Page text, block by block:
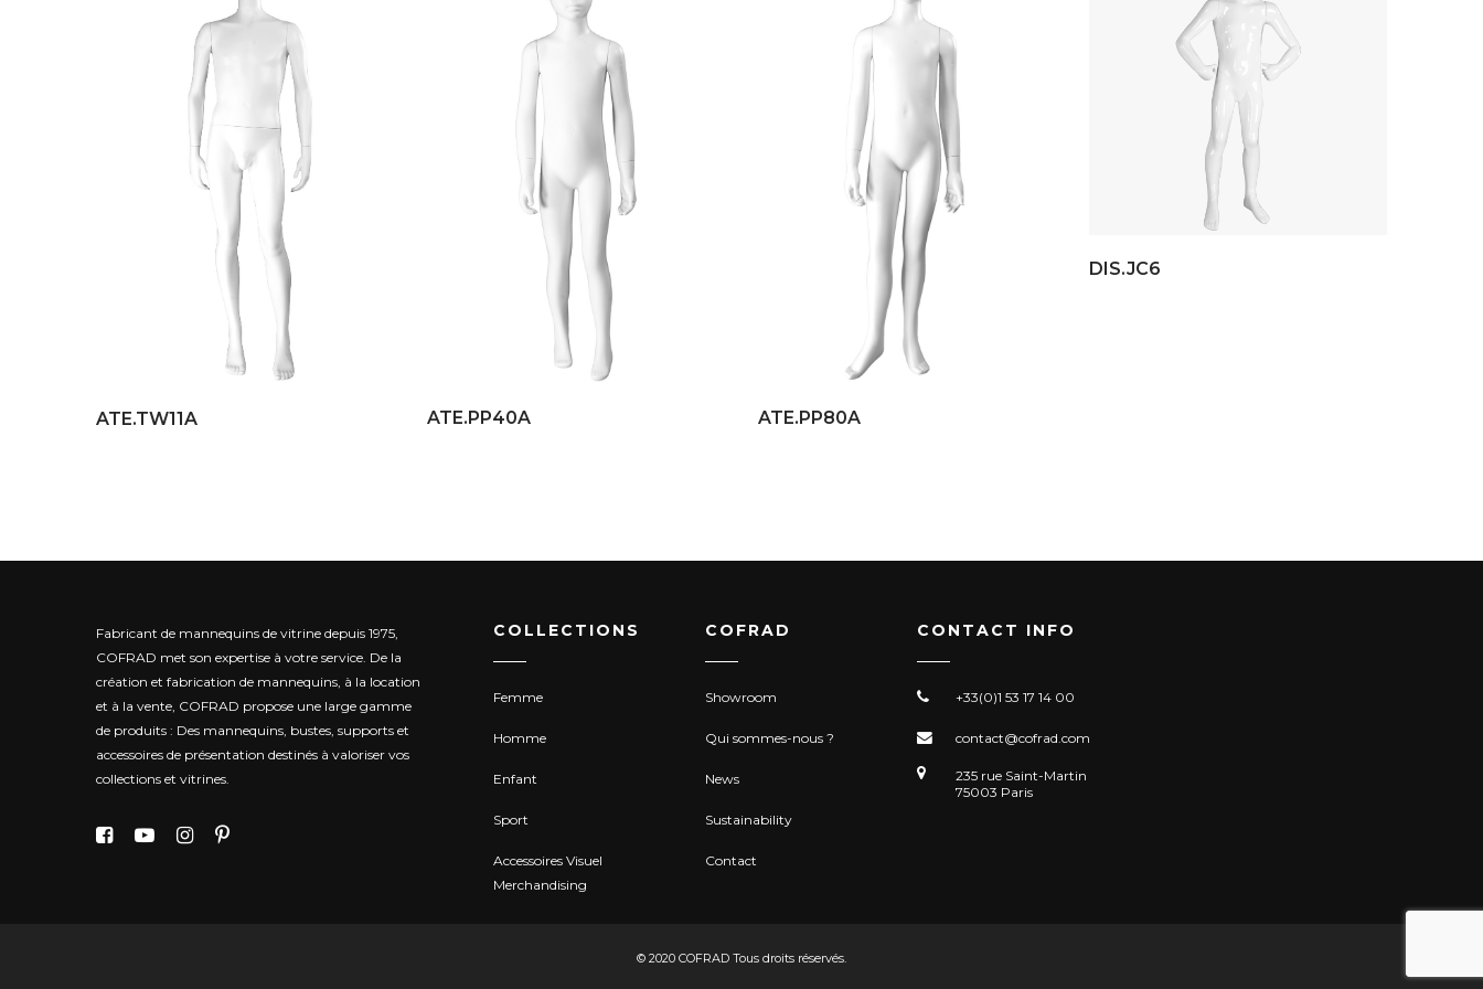
ATE.TW11A ATE.PP40A ATE.PP80A
DIS.JC6
Fabricant de mannequins de vitrine depuis 1975,
COFRAD met son expertise à votre service. De la
création et fabrication de mannequins, à la location
et à la vente, COFRAD propose une large gamme
de produits : Des mannequins, bustes, supports et
accessoires de présentation destinés à valoriser vos
collections et vitrines.
COLLECTIONS
Femme
Homme
Enfant
Sport
Accessoires Visuel
Merchandising
COFRAD
Showroom
Qui sommes-nous ?
News
Sustainability
Contact
CONTACT INFO
+33(0)1 53 17 14 00
contact@cofrad.com
235 rue Saint-Martin
75003 Paris
© 2020 COFRAD Tous droits réservés.